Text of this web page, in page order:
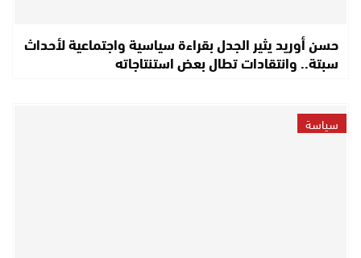
حسن أوريد يثير الجدل بقراءة سياسية واجتماعية لأحداث
سبتة.. وانتقادات تطال بعض استنتاجاته
سياسة